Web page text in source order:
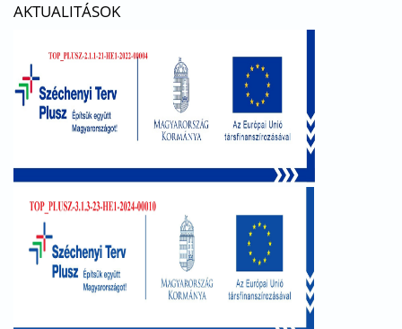
AKTUALITÁSOK